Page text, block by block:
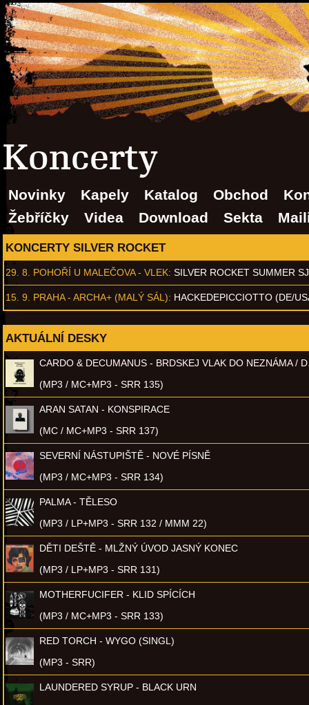
Koncerty
Novinky Kapely Katalog Obchod
Žebříčky
Videa Download Sekta
KONCERTY SILVER ROCKET
29. 8. POHOŘÍ U MALEČOVA - VLEK: SILVER ROCKET SUMMER
15. 9. PRAHA - ARCHA+ (MALÝ SÁL): HACKEDEPICCIOTTO (DE/
AKTUÁLNÍ DESKY
CARDO & DECUMANUS - BRDSKEJ VLAK DO NEZNÁMA /
(MP3 / MC+MP3 - SRR 135)
ARAN SATAN - KONSPIRACE
(MC / MC+MP3 - SRR 137)
SEVERNÍ NÁSTUPIŠTĚ - NOVÉ PÍSNĚ
(MP3 / MC+MP3 - SRR 134)
PALMA - TĚLESO
(MP3 / LP+MP3 - SRR 132 / MMM 22)
DĚTI DEŠTĚ - MLŽNÝ ÚVOD JASNÝ KONEC
(MP3 / LP+MP3 - SRR 131)
MOTHERFUCIFER - KLID SPÍCÍCH
(MP3 / MC+MP3 - SRR 133)
RED TORCH - WYGO (SINGL)
(MP3 - SRR)
LAUNDERED SYRUP - BLACK URN